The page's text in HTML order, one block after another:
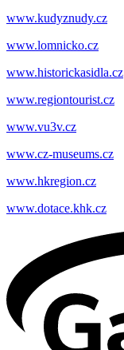
www.kudyznudy.cz
www.lomnicko.cz
www.historickasidla.cz
www.regiontourist.cz
www.vu3v.cz
www.cz-museums.cz
www.hkregion.cz
www.dotace.khk.cz